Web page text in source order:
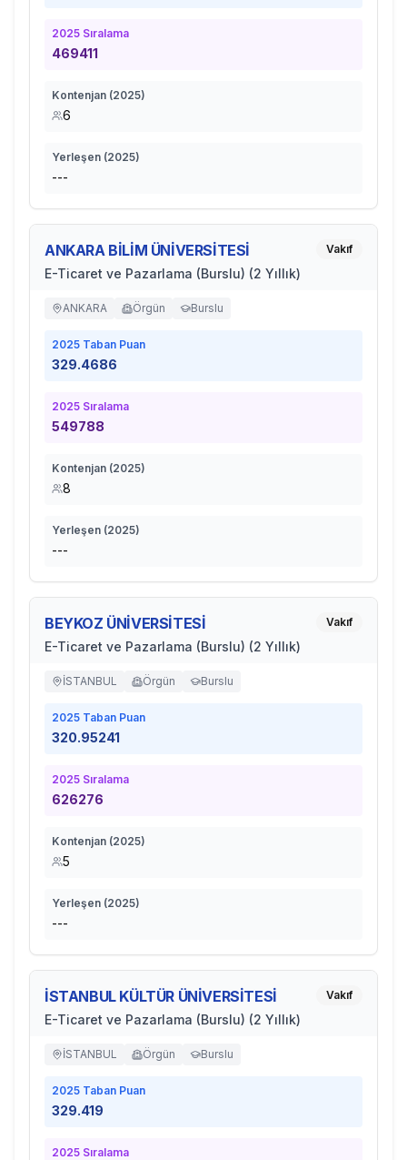
2025 Sıralama
469411
Kontenjan (2025)
6
Yerleşen (2025)
---
ANKARA BİLİM ÜNİVERSİTESİ
E-Ticaret ve Pazarlama (Burslu) (2 Yıllık)
Vakıf
ANKARA Örgün Burslu
2025 Taban Puan
329.4686
2025 Sıralama
549788
Kontenjan (2025)
8
Yerleşen (2025)
---
BEYKOZ ÜNİVERSİTESİ
E-Ticaret ve Pazarlama (Burslu) (2 Yıllık)
Vakıf
İSTANBUL Örgün Burslu
2025 Taban Puan
320.95241
2025 Sıralama
626276
Kontenjan (2025)
5
Yerleşen (2025)
---
İSTANBUL KÜLTÜR ÜNİVERSİTESİ
E-Ticaret ve Pazarlama (Burslu) (2 Yıllık)
Vakıf
İSTANBUL Örgün Burslu
2025 Taban Puan
329.419
2025 Sıralama